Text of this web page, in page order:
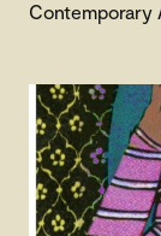
Contemporary